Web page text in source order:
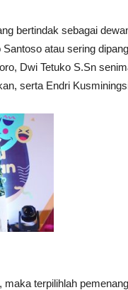
bertindak sebagai
atau sering
Dwi Tetuko S.Sn
serta Endri
maka terpilihlah